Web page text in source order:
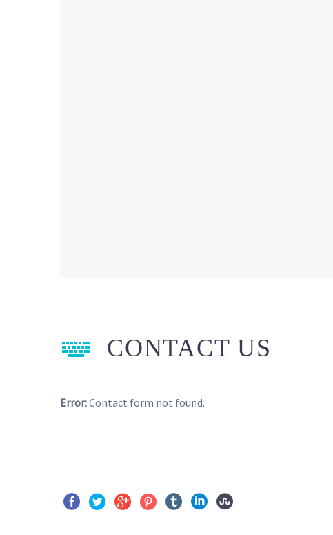

 CONTACT US
Error:Contact form not found.